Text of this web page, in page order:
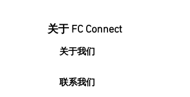
关于 FC Connect
关于我们
联系我们